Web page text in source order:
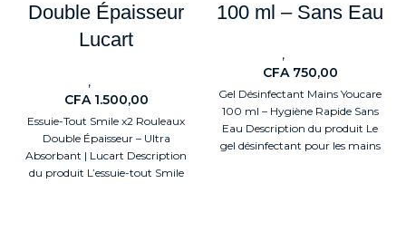
Double Épaisseur
Lucart
,
CFA1.500,00
Essuie-Tout Smile x2 Rouleaux
Double Épaisseur – Ultra
Absorbant | Lucart Description
du produit L’essuie-tout Smile
100 ml – Sans Eau
,
CFA750,00
Gel Désinfectant Mains Youcare
100 ml – Hygiène Rapide Sans
Eau Description du produit Le
gel désinfectant pour les mains